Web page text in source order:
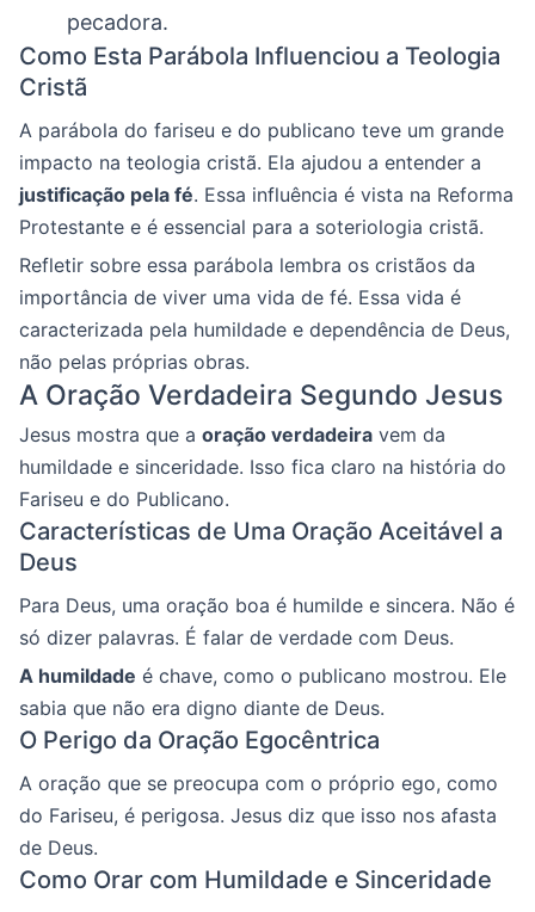
pecadora.
Como Esta Parábola Influenciou a Teologia
Cristã
A parábola do fariseu e do publicano teve um grande
impacto na teologia cristã. Ela ajudou a entender a
justificação pela fé. Essa influência é vista na Reforma
Protestante e é essencial para a soteriologia cristã.
Refletir sobre essa parábola lembra os cristãos da
importância de viver uma vida de fé. Essa vida é
caracterizada pela humildade e dependência de Deus,
não pelas próprias obras.
A Oração Verdadeira Segundo Jesus
Jesus mostra que a oração verdadeira vem da
humildade e sinceridade. Isso fica claro na história do
Fariseu e do Publicano.
Características de Uma Oração Aceitável a
Deus
Para Deus, uma oração boa é humilde e sincera. Não é
só dizer palavras. É falar de verdade com Deus.
A humildade é chave, como o publicano mostrou. Ele
sabia que não era digno diante de Deus.
O Perigo da Oração Egocêntrica
A oração que se preocupa com o próprio ego, como
do Fariseu, é perigosa. Jesus diz que isso nos afasta
de Deus.
Como Orar com Humildade e Sinceridade